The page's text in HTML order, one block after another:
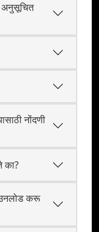
अनुसूचित
नोंदणी
का?
करू